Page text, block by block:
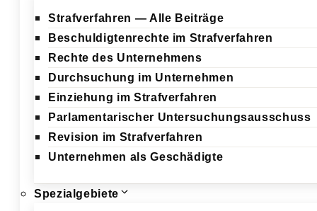
Strafverfahren — Alle Beiträge
Beschuldigtenrechte im Strafverfahren
Rechte des Unternehmens
Durchsuchung im Unternehmen
Einziehung im Strafverfahren
Parlamentarischer Untersuchungsausschuss
Revision im Strafverfahren
Unternehmen als Geschädigte
Spezialgebiete